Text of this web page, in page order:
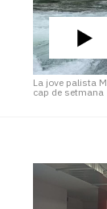
La jove palista
cap de setmana